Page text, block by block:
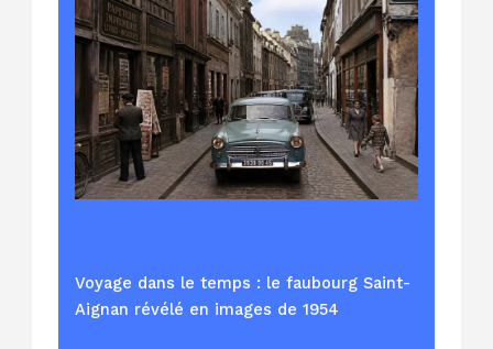
Voyage dans le temps : le faubourg Saint-
Aignan révélé en images de 1954